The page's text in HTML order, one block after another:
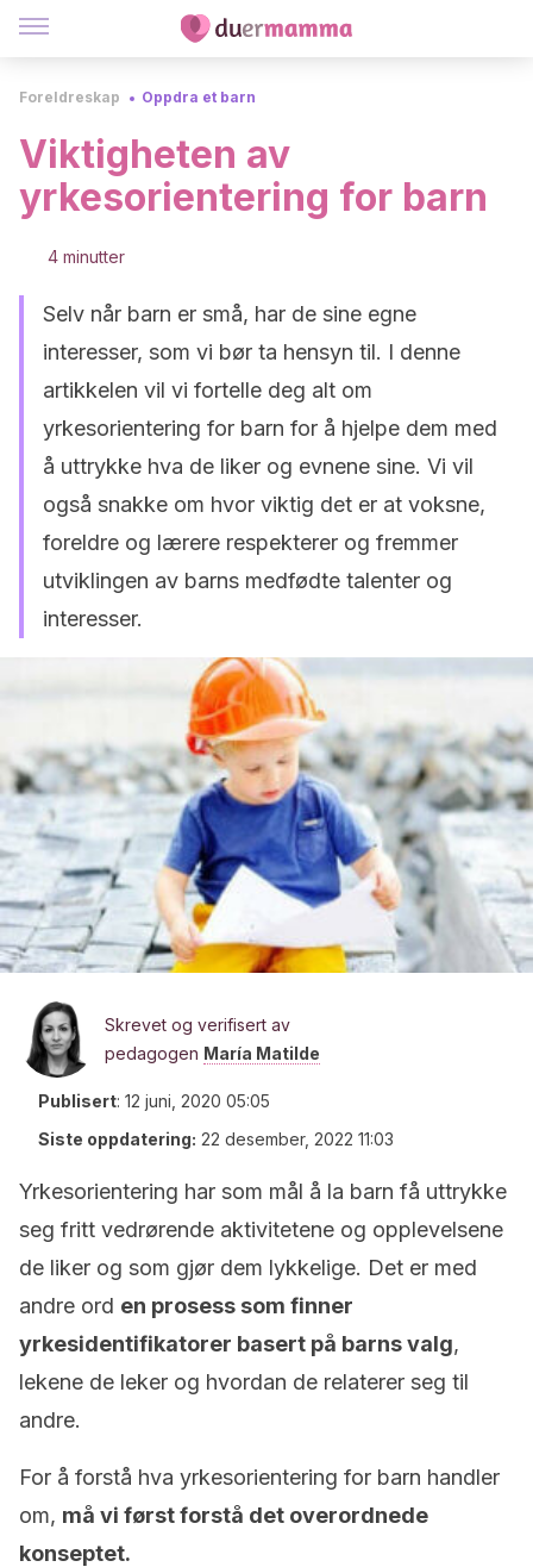
Foreldreskap Oppdra et barn
Viktigheten av
yrkesorientering for barn
4 minutter
Selv når barn er små, har de sine egne
interesser, som vi bør ta hensyn til. I denne
artikkelen vil vi fortelle deg alt om
yrkesorientering for barn for å hjelpe dem med
å uttrykke hva de liker og evnene sine. Vi vil
også snakke om hvor viktig det er at voksne,
foreldre og lærere respekterer og fremmer
utviklingen av barns medfødte talenter og
interesser.
Skrevet og verifisert av
pedagogen María Matilde
Publisert: 12 juni, 2020 05:05
Siste oppdatering: 22 desember, 2022 11:03
Yrkesorientering har som mål å la barn få uttrykke
seg fritt vedrørende aktivitetene og opplevelsene
de liker og som gjør dem lykkelige. Det er med
andre ord en prosess som finner
yrkesidentifikatorer basert på barns valg,
lekene de leker og hvordan de relaterer seg til
andre.
For å forstå hva yrkesorientering for barn handler
om, må vi først forstå det overordnede
konseptet.